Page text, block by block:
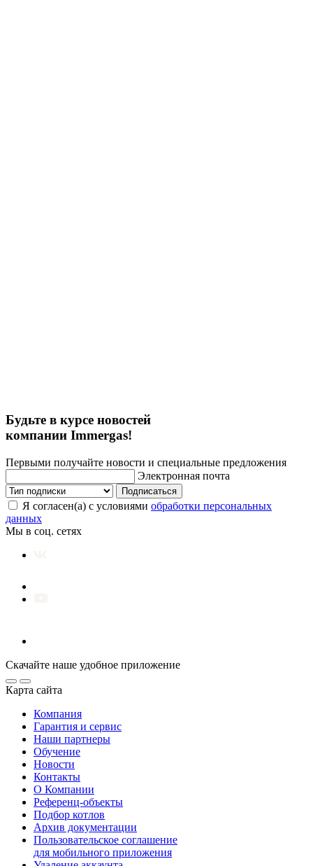
Будьте в курсе новостей
компании Immergas!
Первыми получайте новости и специальные предложения
Электронная почта
Подписаться
Я согласен(а) с условиями обработки персональных
данных
Мы в соц. сетях
Скачайте наше удобное приложение
Карта сайта
Компания
Гарантия и сервис
Наши партнеры
Обучение
Новости
Контакты
О Компании
Референц-объекты
Подбор котлов
Архив документации
Пользовательское соглашение
для мобильного приложения